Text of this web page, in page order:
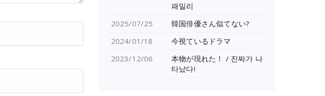
패밀리
2025/07/25
韓国俳優さん似てない?
2024/01/18
今視ているドラマ
2023/12/06
本物が現れた！ / 진짜가 나
타났다!